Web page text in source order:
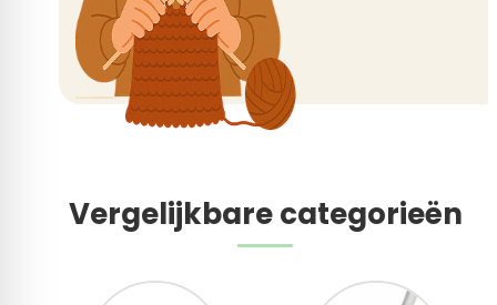
Vergelijkbare categorieën